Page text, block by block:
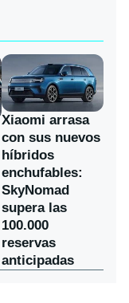
Xiaomi arrasa
con sus nuevos
híbridos
enchufables:
SkyNomad
supera las
100.000
reservas
anticipadas